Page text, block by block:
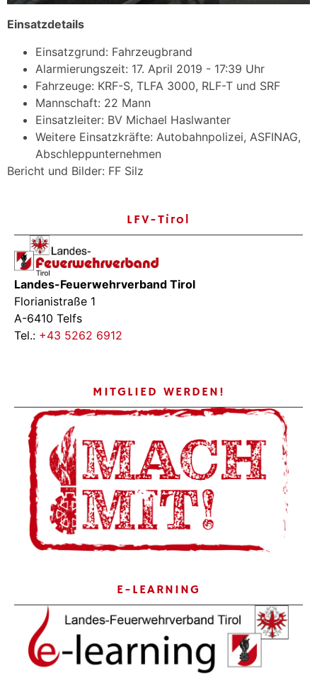
Einsatzdetails
Einsatzgrund: Fahrzeugbrand
Alarmierungszeit: 17. April 2019 - 17:39 Uhr
Fahrzeuge: KRF-S, TLFA 3000, RLF-T und SRF
Mannschaft: 22 Mann
Einsatzleiter: BV Michael Haslwanter
Weitere Einsatzkräfte: Autobahnpolizei, ASFINAG,
Abschleppunternehmen
Bericht und Bilder: FF Silz
LFV-Tirol
Landes-Feuerwehrverband Tirol
Florianistraße 1
A-6410 Telfs
Tel.: +43 5262 6912
MITGLIED WERDEN!
E-LEARNING